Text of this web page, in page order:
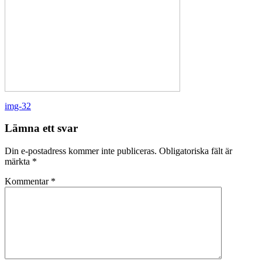
Inläggsnavigering
img-32
Lämna ett svar
Din e-postadress kommer inte publiceras. Obligatoriska fält är
märkta *
Kommentar *